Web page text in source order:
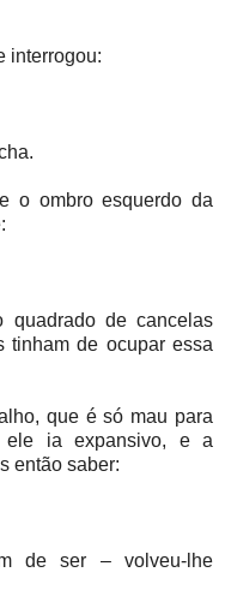
interrogou:
o ombro esquerdo da
quadrado de cancelas
tinham de ocupar essa
que é só mau para
ia expansivo, e a
então saber:
de ser – volveu-lhe